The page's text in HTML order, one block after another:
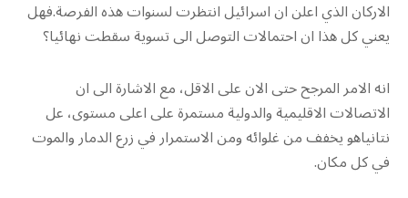
الاركان الذي اعلن ان اسرائيل انتظرت لسنوات هذه الفرصة.فهل
يعني كل هذا ان احتمالات التوصل الى تسوية سقطت نهائيا؟
انه الامر المرجح حتى الان على الاقل، مع الاشارة الى ان
الاتصالات الاقليمية والدولية مستمرة على اعلى مستوى، عل
نتانياهو يخفف من غلوائه ومن الاستمرار في زرع الدمار والموت
في كل مكان.